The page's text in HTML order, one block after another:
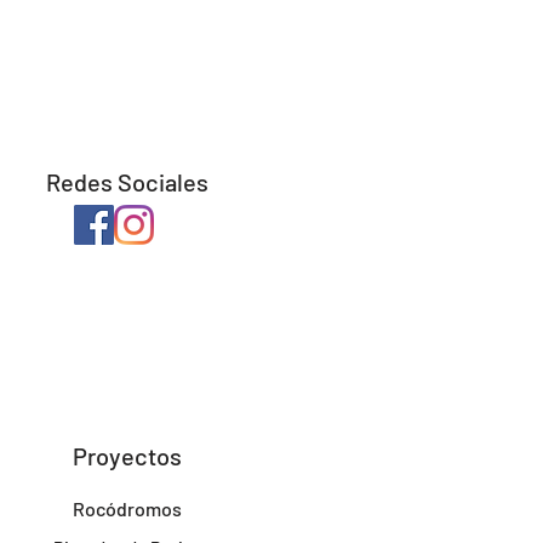
Redes Sociales
Proyectos
Rocódromos